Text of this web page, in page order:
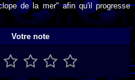
de la mer" afin qu'il progresse
Votre note